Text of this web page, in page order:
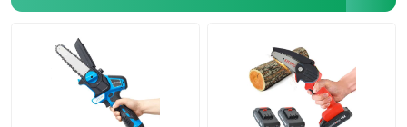
Σχετικά με εμάς
Εταιρική οθόνη